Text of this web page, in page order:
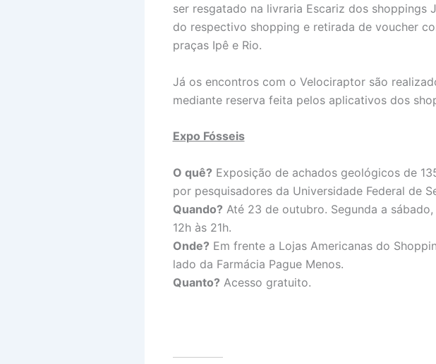
ser resgatado na livraria Escariz dos shoppings
do respectivo shopping e retirada de voucher
praças Ipê e Rio.
Já os encontros com o Velociraptor são
mediante reserva feita pelos aplicativos dos
Expo Fósseis
O quê? Exposição de achados geológicos de
por pesquisadores da Universidade Federal de
Quando? Até 23 de outubro. Segunda a
12h às 21h.
Onde? Em frente a Lojas Americanas do
lado da Farmácia Pague Menos.
Quanto? Acesso gratuito.